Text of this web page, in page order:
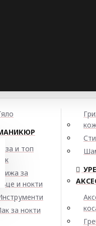
База и топ
лак
Грижа за
ръце и нокти
за нокти
Хидратираща